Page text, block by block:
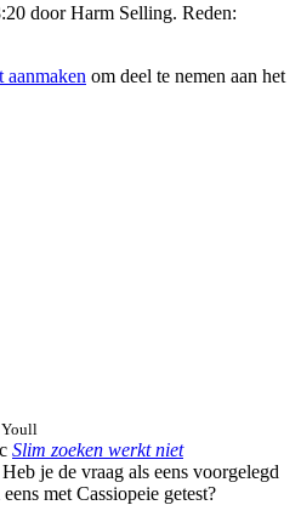
doorHarm Selling. Reden:
aanmaken om deel te nemen aan het
Youll
Slim zoeken werkt niet
je de vraag als eens voorgelegd
met Cassiopeie getest?